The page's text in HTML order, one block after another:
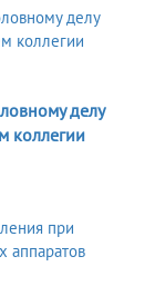
делу
коллегии